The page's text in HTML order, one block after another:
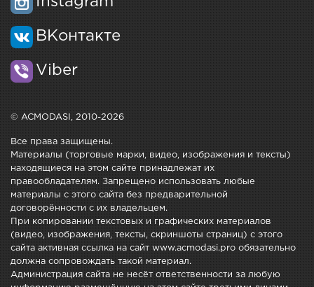
ВКонтакте
Viber
© ACMODASI, 2010-2026
Все права защищены.
Материалы (торговые марки, видео, изображения и тексты)
находящиеся на этом сайте принадлежат их
правообладателям. Запрещено использовать любые
материалы с этого сайта без предварительной
договорённости с их владельцем.
При копировании текстовых и графических материалов
(видео, изображения, тексты, скриншоты страниц) с этого
сайта активная ссылка на сайт www.acmodasi.pro обязательно
должна сопровождать такой материал.
Администрация сайта не несёт ответственности за любую